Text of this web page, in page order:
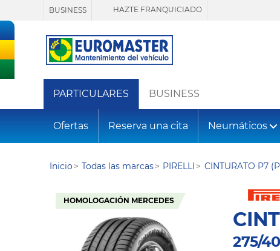
BUSINESS HAZTE FRANQUICIADO
PARTICULARES BUSINESS
Ofertas Reserva una cita Neumáticos
Inicio Todas las marcas PIRELLI CINTURATO P7
HOMOLOGACIÓN MERCEDES
275/